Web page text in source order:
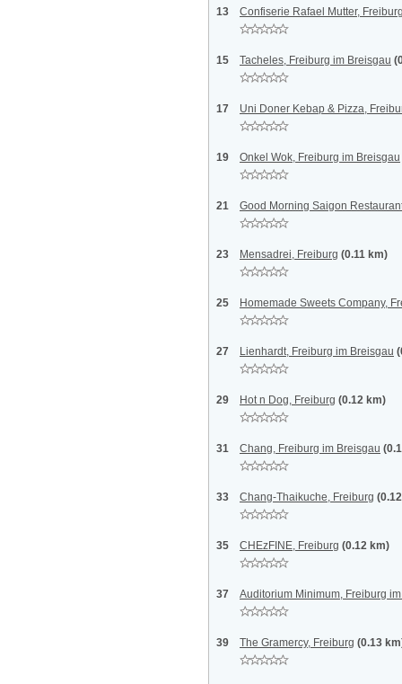
13 Confiserie Rafael Mutter,
15 Tacheles, Freiburg im Breisgau
17 Uni Doner Kebap & Pizza,
19 Onkel Wok, Freiburg im Breisgau
21 Good Morning Saigon
23 Mensadrei, Freiburg (0.11 km)
25 Homemade Sweets Company,
27 Lienhardt, Freiburg im Breisgau
29 Hot n Dog, Freiburg (0.12 km)
31 Chang, Freiburg im Breisgau
33 Chang-Thaikuche, Freiburg
35 CHEzFINE, Freiburg (0.12 km)
37 Auditorium Minimum, Freiburg
39 The Gramercy, Freiburg (0.13